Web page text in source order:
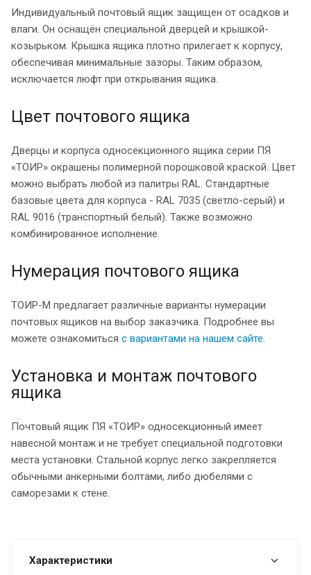
Индивидуальный почтовый ящик защищен от осадков и
влаги. Он оснащён специальной дверцей и крышкой-
козырьком. Крышка ящика плотно прилегает к корпусу,
обеспечивая минимальные зазоры. Таким образом,
исключается люфт при открывания ящика.
Цвет почтового ящика
Дверцы и корпуса односекционного ящика серии ПЯ
«ТОИР» окрашены полимерной порошковой краской. Цвет
можно выбрать любой из палитры RAL. Стандартные
базовые цвета для корпуса - RAL 7035 (светло-серый) и
RAL 9016 (транспортный белый). Также возможно
комбинированное исполнение.
Нумерация почтового ящика
ТОИР-М предлагает различные варианты нумерации
почтовых ящиков на выбор заказчика. Подробнее вы
можете ознакомиться с вариантами на нашем сайте.
Установка и монтаж почтового
ящика
Почтовый ящик ПЯ «ТОИР» односекционный имеет
навесной монтаж и не требует специальной подготовки
места установки. Стальной корпус легко закрепляется
обычными анкерными болтами, либо дюбелями с
саморезами к стене.
Характеристики